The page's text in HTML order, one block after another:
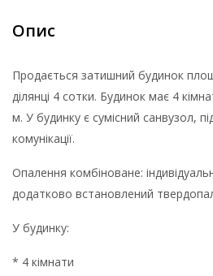
Опис
Продається затишний будинок
ділянці 4 сотки. Будинок має 4
м. У будинку є сумісний санвузол,
комунікації.
Опалення комбіноване:
додатково встановлений
У будинку:
* 4 кімнати